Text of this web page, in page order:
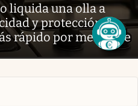
liquida una olla a
y protección
rápido por menos de